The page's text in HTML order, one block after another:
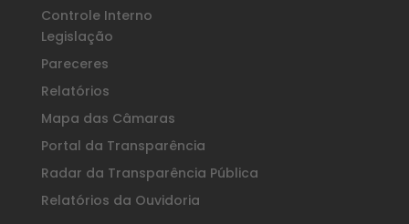
Controle Interno
Legislação
Pareceres
Relatórios
Mapa das Câmaras
Portal da Transparência
Radar da Transparência Pública
Relatórios da Ouvidoria